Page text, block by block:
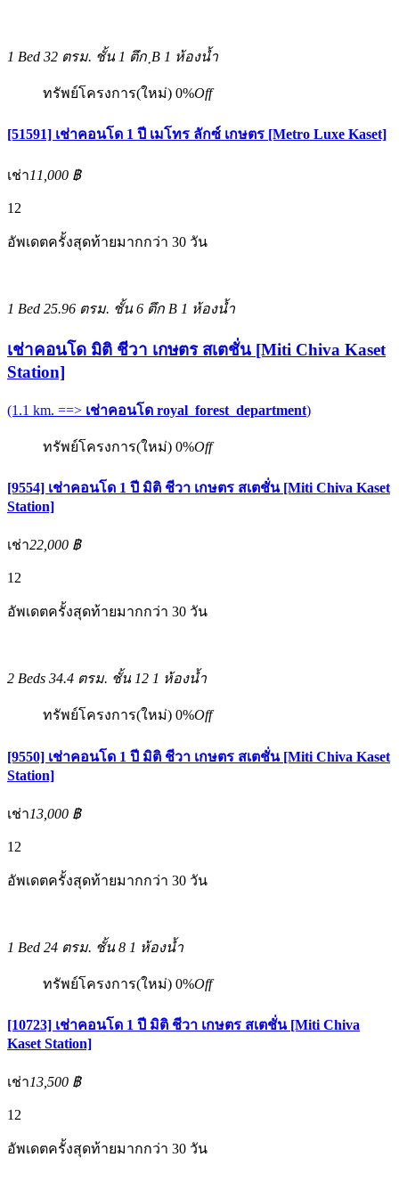
1 Bed 32 ตรม. ชั้น 1 ตึก ฺB 1 ห้องน้ำ
ทรัพย์โครงการ(ใหม่) 0%Off
[51591] เช่าคอนโด 1 ปี เมโทร ลักซ์ เกษตร [Metro Luxe Kaset]
เช่า11,000 ฿
12
อัพเดตครั้งสุดท้ายมากกว่า 30 วัน
1 Bed 25.96 ตรม. ชั้น 6 ตึก B 1 ห้องน้ำ
เช่าคอนโด มิติ ชีวา เกษตร สเตชั่น [Miti Chiva Kaset
Station]
(1.1 km. ==> เช่าคอนโด royal_forest_department)
ทรัพย์โครงการ(ใหม่) 0%Off
[9554] เช่าคอนโด 1 ปี มิติ ชีวา เกษตร สเตชั่น [Miti Chiva Kaset
Station]
เช่า22,000 ฿
12
อัพเดตครั้งสุดท้ายมากกว่า 30 วัน
2 Beds 34.4 ตรม. ชั้น 12 1 ห้องน้ำ
ทรัพย์โครงการ(ใหม่) 0%Off
[9550] เช่าคอนโด 1 ปี มิติ ชีวา เกษตร สเตชั่น [Miti Chiva Kaset
Station]
เช่า13,000 ฿
12
อัพเดตครั้งสุดท้ายมากกว่า 30 วัน
1 Bed 24 ตรม. ชั้น 8 1 ห้องน้ำ
ทรัพย์โครงการ(ใหม่) 0%Off
[10723] เช่าคอนโด 1 ปี มิติ ชีวา เกษตร สเตชั่น [Miti Chiva
Kaset Station]
เช่า13,500 ฿
12
อัพเดตครั้งสุดท้ายมากกว่า 30 วัน